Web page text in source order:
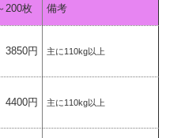
200枚 備考
3850円 主に110kg以上
4400円 主に110kg以上